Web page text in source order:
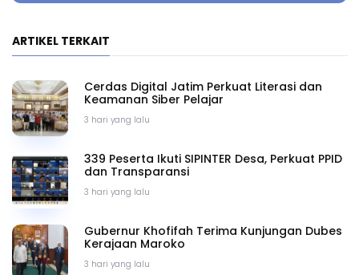
ARTIKEL TERKAIT
3 hari yang lalu
Cerdas Digital Jatim Perkuat Literasi dan
Keamanan Siber Pelajar
3 hari yang lalu
339 Peserta Ikuti SIPINTER Desa, Perkuat PPID
dan Transparansi
3 hari yang lalu
Gubernur Khofifah Terima Kunjungan Dubes
Kerajaan Maroko